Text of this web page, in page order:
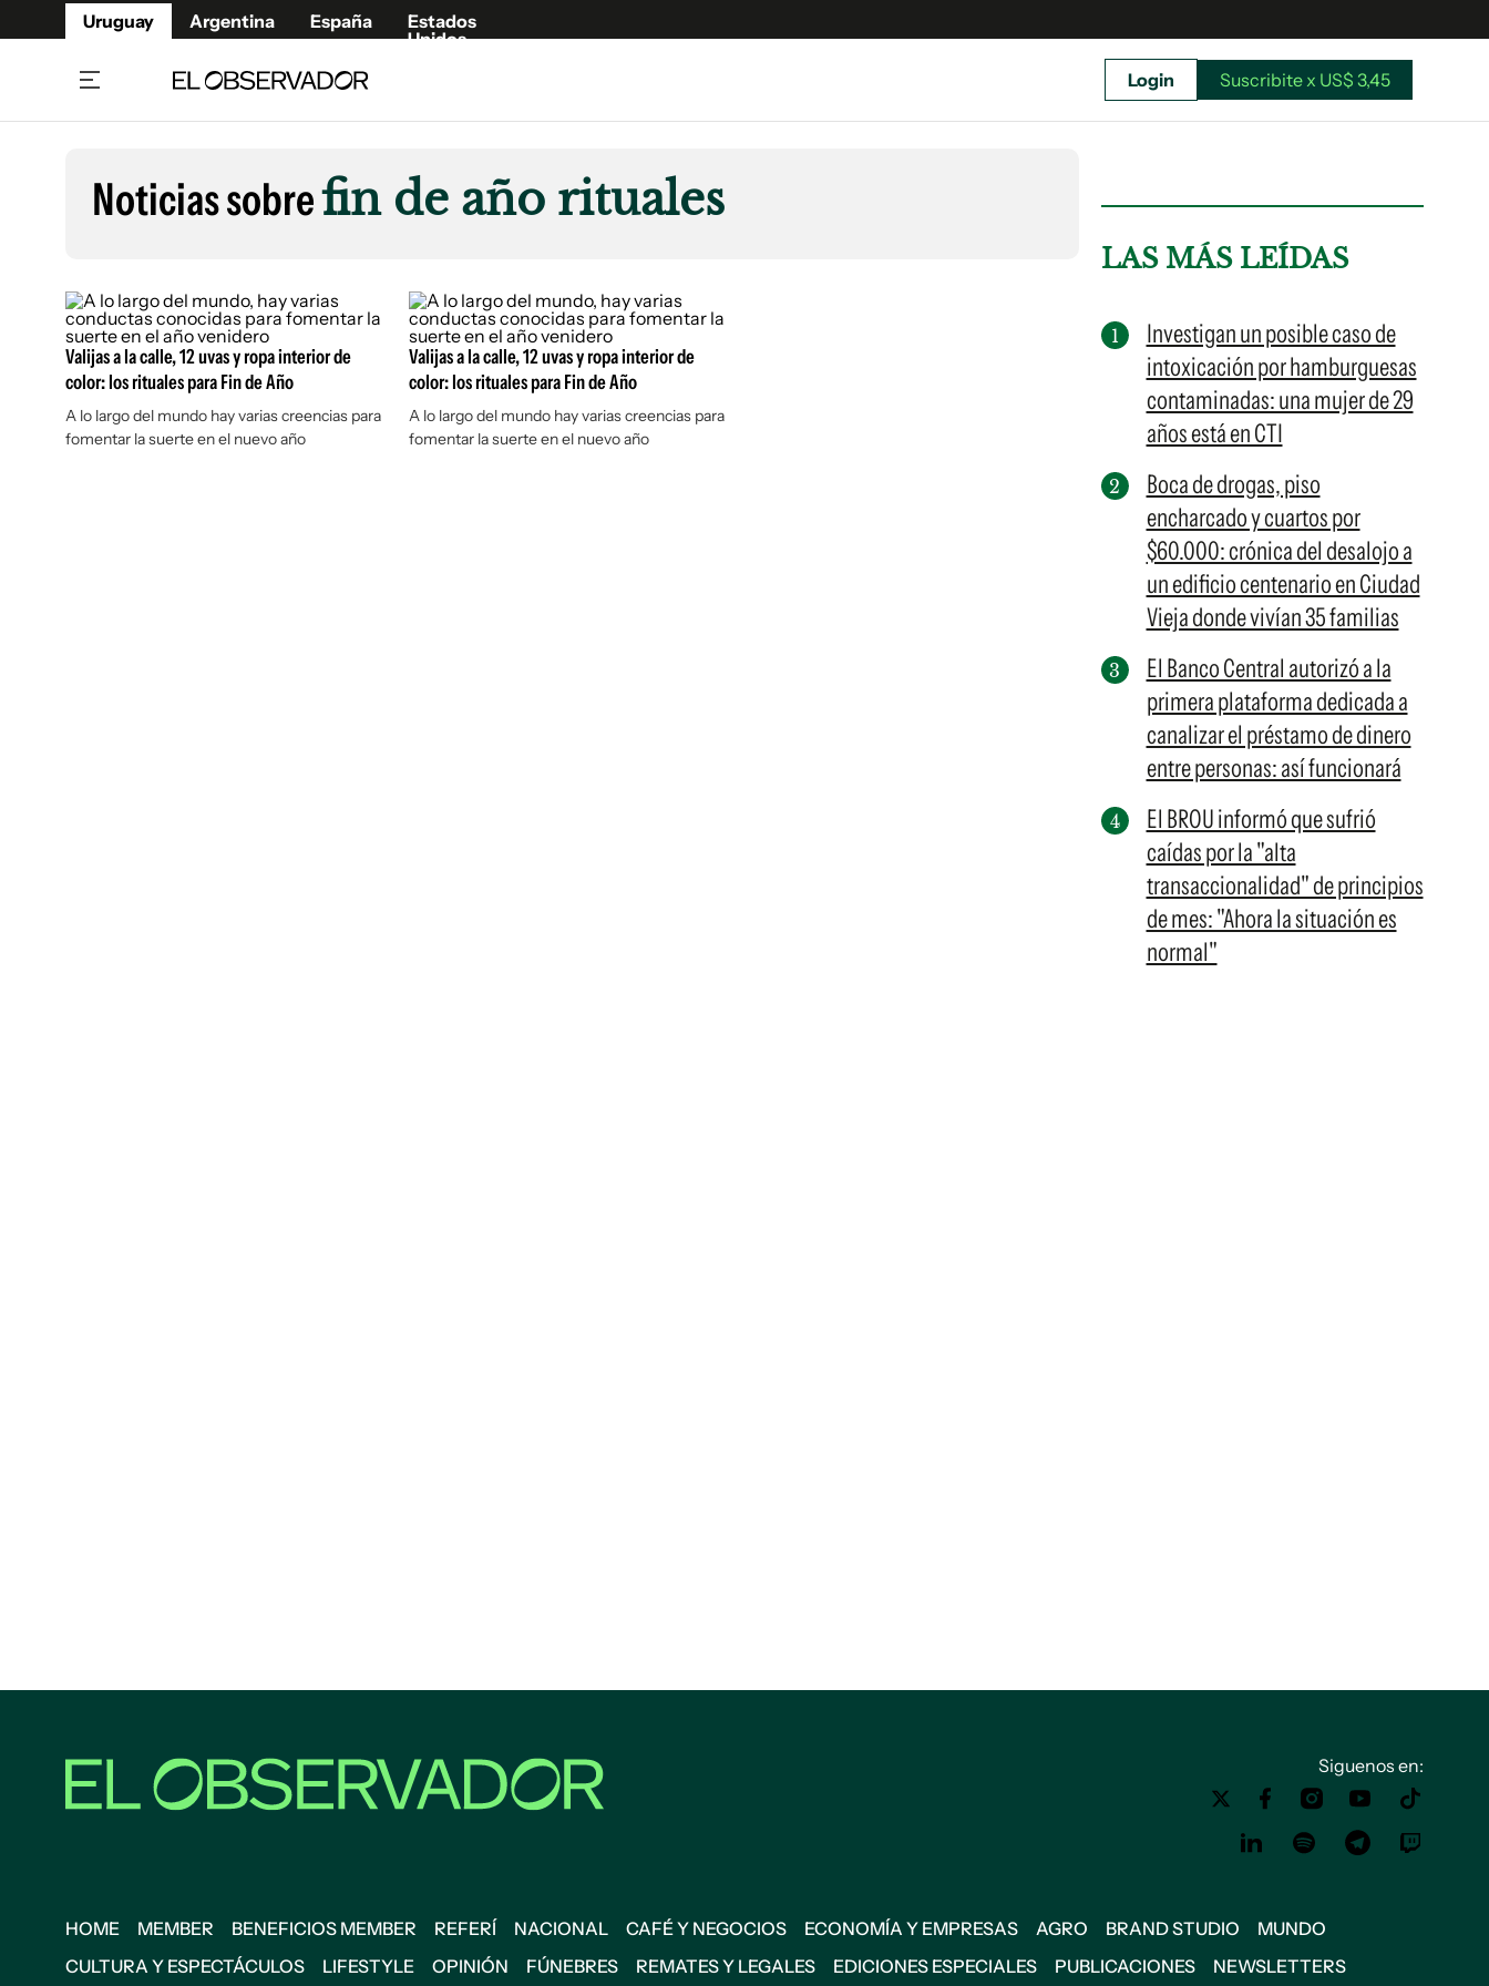
Uruguay Argentina España
Estados
Unidos
Beneficios Member
Café y Negocios
Economía y Empresas
Agro
Brand Studio
Mundo
Fúnebres
Publicaciones
Newsletters
Argentina
España
Estados Unidos
Suscribite x US$ 3,45
Login Suscribite x US$ 3,45
Noticias sobrefin de año rituales
Valijas a la calle, 12 uvas y ropa interior de
color: los rituales para Fin de Año
A lo largo del mundo hay varias creencias para
fomentar la suerte en el nuevo año
Valijas a la calle, 12 uvas y ropa interior de
color: los rituales para Fin de Año
A lo largo del mundo hay varias creencias para
fomentar la suerte en el nuevo año
LAS MÁS LEÍDAS
Investigan un posible caso de
intoxicación por hamburguesas
contaminadas: una mujer de 29
años está en CTI
Boca de drogas, piso
encharcado y cuartos por
$60.000: crónica del desalojo a
un edificio centenario en Ciudad
Vieja donde vivían 35 familias
El Banco Central autorizó a la
primera plataforma dedicada a
canalizar el préstamo de dinero
entre personas: así funcionará
El BROU informó que sufrió
caídas por la "alta
transaccionalidad" de principios
de mes: "Ahora la situación es
normal"
Siguenos en:
HOME MEMBER BENEFICIOS MEMBER REFERÍ NACIONAL CAFÉ Y NEGOCIOS ECONOMÍA Y EMPRESAS AGRO BRAND STUDIO
MUNDO
CULTURA Y ESPECTÁCULOS
LIFESTYLE OPINIÓN FÚNEBRES REMATES Y LEGALES EDICIONES ESPECIALES PUBLICACIONES NEWSLETTERS